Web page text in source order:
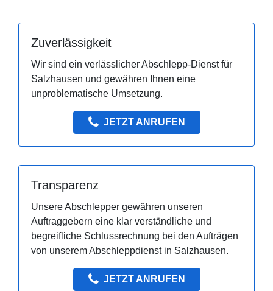
Zuverlässigkeit
Wir sind ein verlässlicher Abschlepp-Dienst für
Salzhausen und gewähren Ihnen eine
unproblematische Umsetzung.
JETZT ANRUFEN
Transparenz
Unsere Abschlepper gewähren unseren
Auftraggebern eine klar verständliche und
begreifliche Schlussrechnung bei den Aufträgen
von unserem Abschleppdienst in Salzhausen.
JETZT ANRUFEN